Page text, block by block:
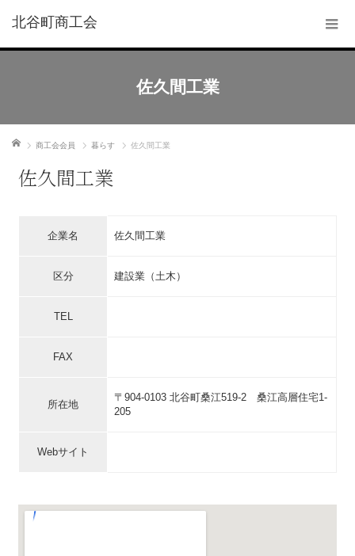
北谷町商工会
佐久間工業
ホーム 商工会会員 暮らす 佐久間工業
佐久間工業
企業名 佐久間工業
区分 建設業（土木）
TEL
FAX
所在地
〒904-0103 北谷町桑江519-2 桑江高層住宅1-
205
Webサイト